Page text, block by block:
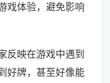
戏体验，避免影响
反映在游戏中遇到
好牌，甚至好像能